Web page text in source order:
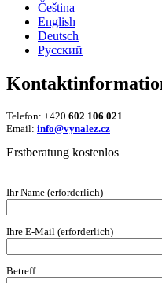
Čeština
English
Deutsch
Русский
Telefon: +420 602 106 021
Email: info@vynalez.cz
Erstberatung kostenlos
Ihr Name (erforderlich)
Ihre E-Mail (erforderlich)
Betreff